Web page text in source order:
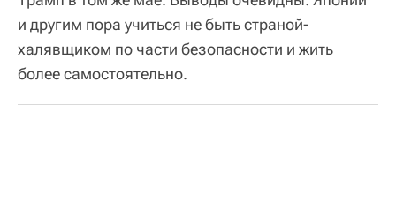
и другим пора учиться не быть страной-
халявщиком по части безопасности и жить
более самостоятельно.